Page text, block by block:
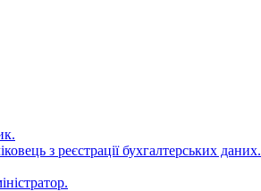
з реєстрації бухгалтерських даних.